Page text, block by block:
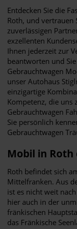
Entdecken Sie die
Roth, und vertrauen
zuverlässigen
exzellenten
Ihnen jederzeit zur
beantworten und
Gebrauchtwagen
unser Autohaus
einzigartige
Kompetenz, die uns
Gebrauchtwagen
Sie persönlich
Gebrauchtwagen
Mobil in
Roth befindet sich
Mittelfranken. Aus
ist es nicht weit
hier auch in der
fränkischen
das Fränkische